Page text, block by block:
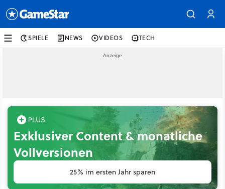
SPIELE NEWS VIDEOS TECH
Exklusiver Content & monatliche
Vollversionen
25% im ersten Jahr sparen